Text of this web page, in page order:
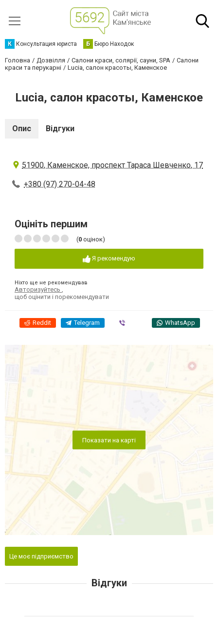
К Консультация юриста Б Бюро Находок
Головна Дозвілля Салони краси, солярії, сауни, SPA
Салони
краси та перукарні
Lucia, салон красоты, Каменское
Lucia, салон красоты, Каменское
Опис Відгуки
51900, Каменское, проспект Тараса Шевченко, 17
+380 (97) 270-04-48
Оцініть першим
(0 оцінок)
Я рекомендую
Ніхто ще не рекомендував
Авторизуйтесь
щоб оцінити і порекомендувати
Reddit Telegram WhatsApp
Показати на карті
Це моє підприємство
Відгуки